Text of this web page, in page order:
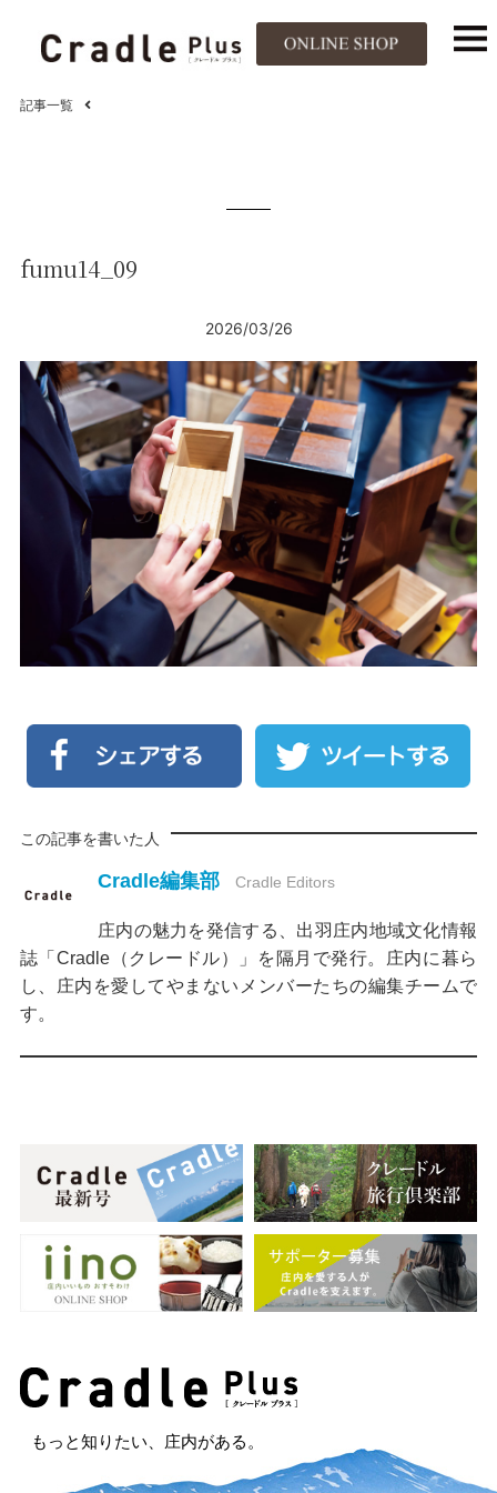
記事一覧
fumu14_09
2026/03/26
この記事を書いた人
Cradle編集部 Cradle Editors
庄内の魅力を発信する、出羽庄内地域文化情報
誌「Cradle（クレードル）」を隔月で発行。庄内に暮ら
し、庄内を愛してやまないメンバーたちの編集チームで
す。
もっと知りたい、庄内がある。